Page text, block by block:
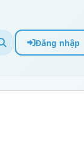
Đăng nhập